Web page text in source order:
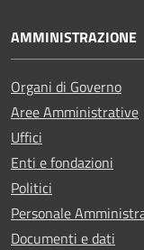
AMMINISTRAZIONE
Organi di Governo
Aree Amministrative
Uffici
Enti e fondazioni
Politici
Personale
Documenti e dati